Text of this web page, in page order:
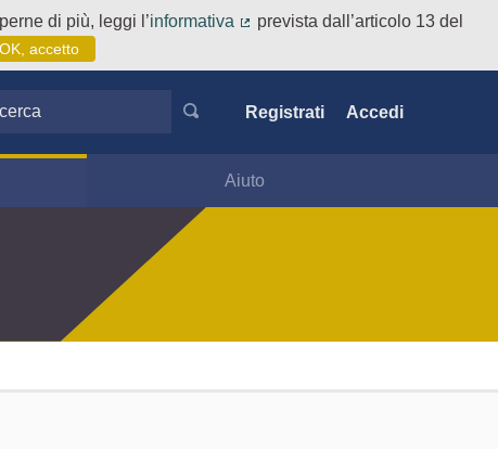
di più, leggi l’informativa
prevista dall’articolo 13 del
OK, accetto
Registrati Accedi
Aiuto